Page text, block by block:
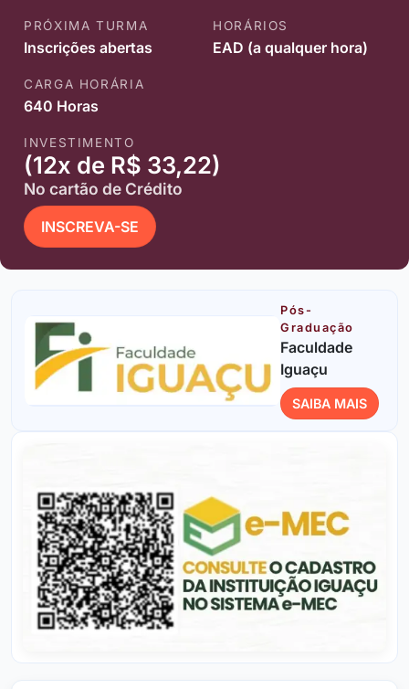
PRÓXIMA TURMA
Inscrições abertas
HORÁRIOS
EAD (a qualquer hora)
CARGA HORÁRIA
640 Horas
INVESTIMENTO
(12x de R$ 33,22)
No cartão de Crédito
INSCREVA-SE
Pós-
Graduação
Faculdade
Iguaçu
SAIBA MAIS